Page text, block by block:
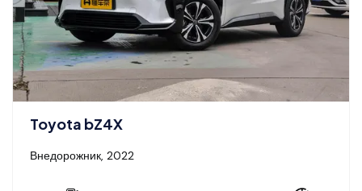
Toyota bZ4X
Внедорожник, 2022